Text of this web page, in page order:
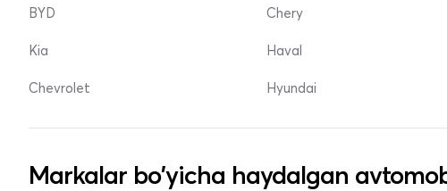
BYD
Kia
Chevrolet
Chery
Haval
Hyundai
Markalar bo'yicha haydalgan